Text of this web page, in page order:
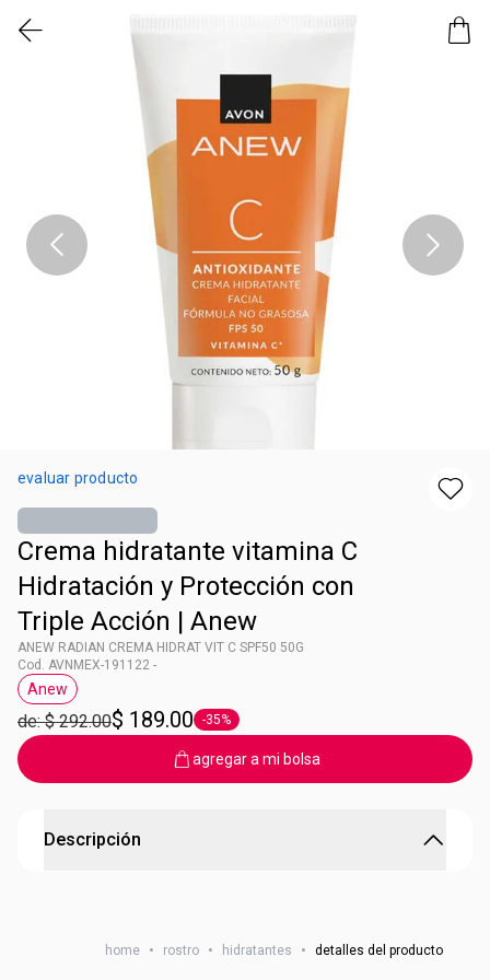
evaluar producto
Crema hidratante vitamina C
Hidratación y Protección con
Triple Acción | Anew
ANEW RADIAN CREMA HIDRAT VIT C SPF50 50G
Cod. AVNMEX-191122 -
Etiqueta Anew
Anew
de: $ 292.00$ 189.00 Etiqueta -35%
-35%
agregar a mi bolsa
Descripción
HIDRATACIÓN Y PROTECCIÓN CON TRIPLE ACCIÓN
home • rostro • hidratantes • detalles del producto